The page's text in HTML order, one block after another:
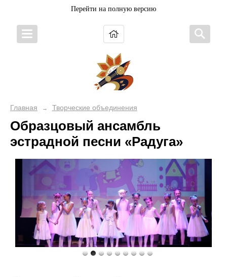
Перейти на полную версию
Главная → Творческие объединения
Образцовый ансамбль
эстрадной песни «Радуга»